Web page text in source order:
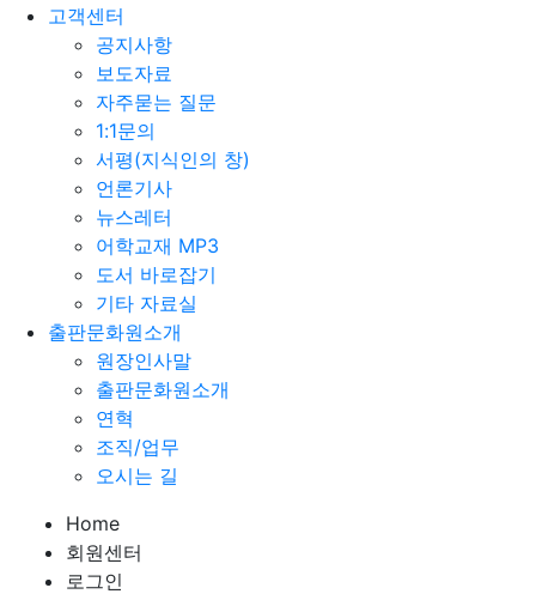
고객센터
공지사항
보도자료
자주묻는 질문
1:1문의
서평(지식인의 창)
언론기사
뉴스레터
어학교재 MP3
도서 바로잡기
기타 자료실
출판문화원소개
원장인사말
출판문화원소개
연혁
조직/업무
오시는 길
Home
회원센터
로그인